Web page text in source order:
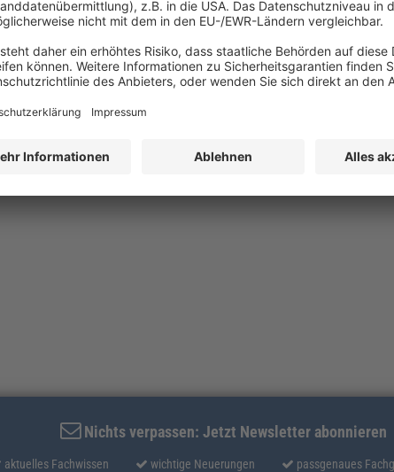
Nichts verpassen: Jetzt Newsletter abonnieren
aktuelles Fachwissen wichtige Neuerungen passgenaues